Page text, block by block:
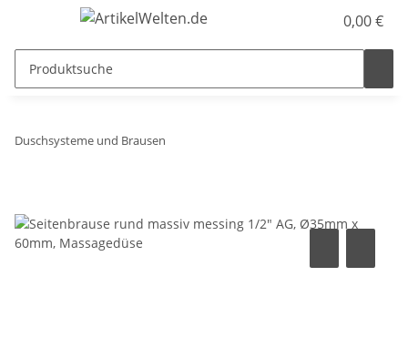
0,00 €
Duschsysteme und Brausen